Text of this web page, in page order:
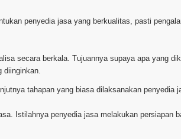
penyedia jasa yang berkualitas, pasti
secara berkala. Tujuannya supaya apa yang
diinginkan.
tahapan yang biasa dilaksanakan penyedia
Istilahnya penyedia jasa melakukan persiapan